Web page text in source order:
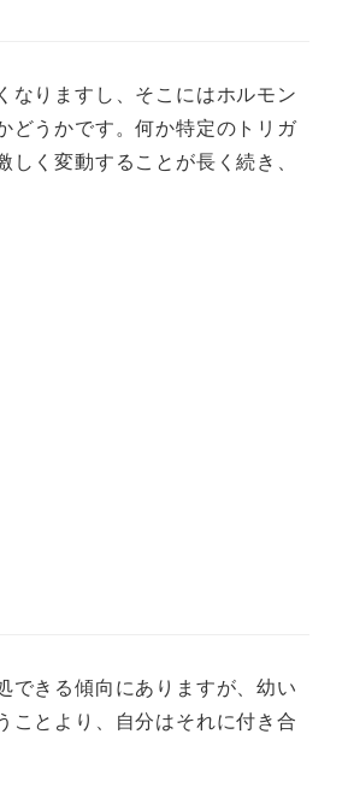
なりますし、そこにはホルモン
どうかです。何か特定のトリガ
く変動することが長く続き、
できる傾向にありますが、幼い
ことより、自分はそれに付き合